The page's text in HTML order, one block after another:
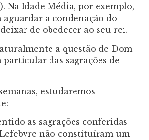
Na Idade Média, por exemplo,
aguardar a condenação do
de obedecer ao seu rei.
a questão de Dom
particular das sagrações de
estudaremos
as sagrações conferidas
não constituíram um